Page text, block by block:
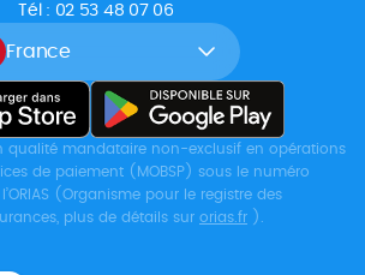
France
Tél : 02 53 48 07 06
qualité mandataire non-exclusif en opérations
de paiement (MOBSP) sous le numéro
(Organisme pour le registre des
plus de détails sur orias.fr ).